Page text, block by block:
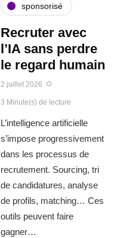
sponsorisé
Recruter avec
l’IA sans perdre
le regard humain
2 juillet 2026
3 Minute(s) de lecture
L’intelligence artificielle
s’impose progressivement
dans les processus de
recrutement. Sourcing, tri
de candidatures, analyse
de profils, matching… Ces
outils peuvent faire
gagner…